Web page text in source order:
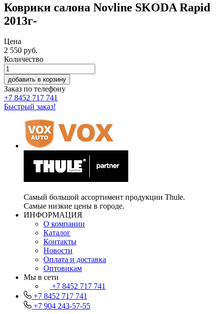
Коврики салона Novline SKODA Rapid
2013г-
Цена
2 550 руб.
Количество
добавить в корзину
Заказ по телефону
+7 8452 717 741
Быстрый заказ!
Самый большой ассортимент продукции Thule.
Самые низкие цены в городе.
ИНФОРМАЦИЯ
О компании
Каталог
Контакты
Новости
Оплата и доставка
Оптовикам
Мы в сети
+7 8452 717 741
+7 8452 717 741
+7 904 243-57-55